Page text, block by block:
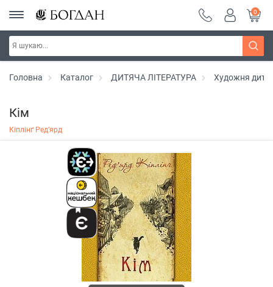
0
Головна Каталог ДИТЯЧА ЛІТЕРАТУРА Художня
Кім
Кіплінґ Ред’ярд